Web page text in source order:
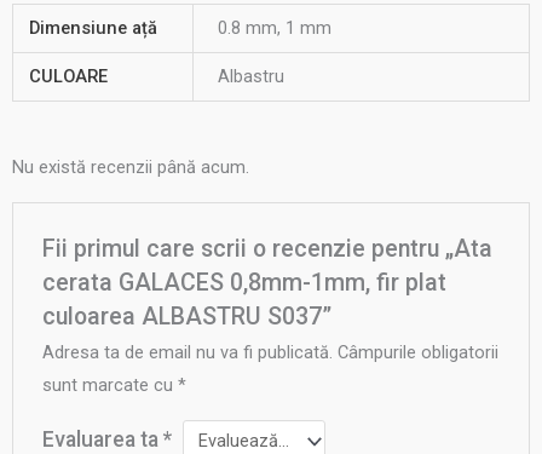
Dimensiune ață 0.8 mm, 1 mm
CULOARE Albastru
Nu există recenzii până acum.
Fii primul care scrii o recenzie pentru „Ata
cerata GALACES 0,8mm-1mm, fir plat
culoarea ALBASTRU S037”
Adresa ta de email nu va fi publicată. Câmpurile obligatorii
sunt marcate cu*
Evaluarea ta*